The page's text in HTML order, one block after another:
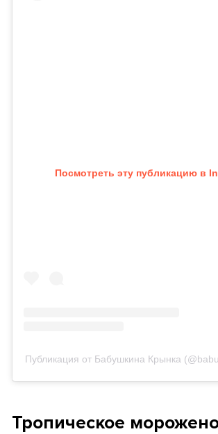
Посмотреть эту публикацию в
Публикация от Бабушкина Крынка
Тропическое